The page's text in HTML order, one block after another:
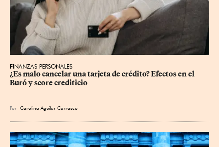
FINANZAS PERSONALES
¿Es malo cancelar una tarjeta de crédito? Efectos en el
Buró y score crediticio
Por Carolina Aguilar Carrasco